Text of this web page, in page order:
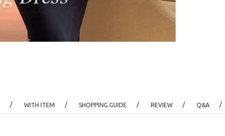
/ WITH ITEM / SHOPPING GUIDE / REVIEW / Q&A /